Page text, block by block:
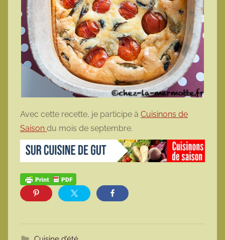
Avec cette recette, je participe à Cuisinons de
Saison du mois de septembre.